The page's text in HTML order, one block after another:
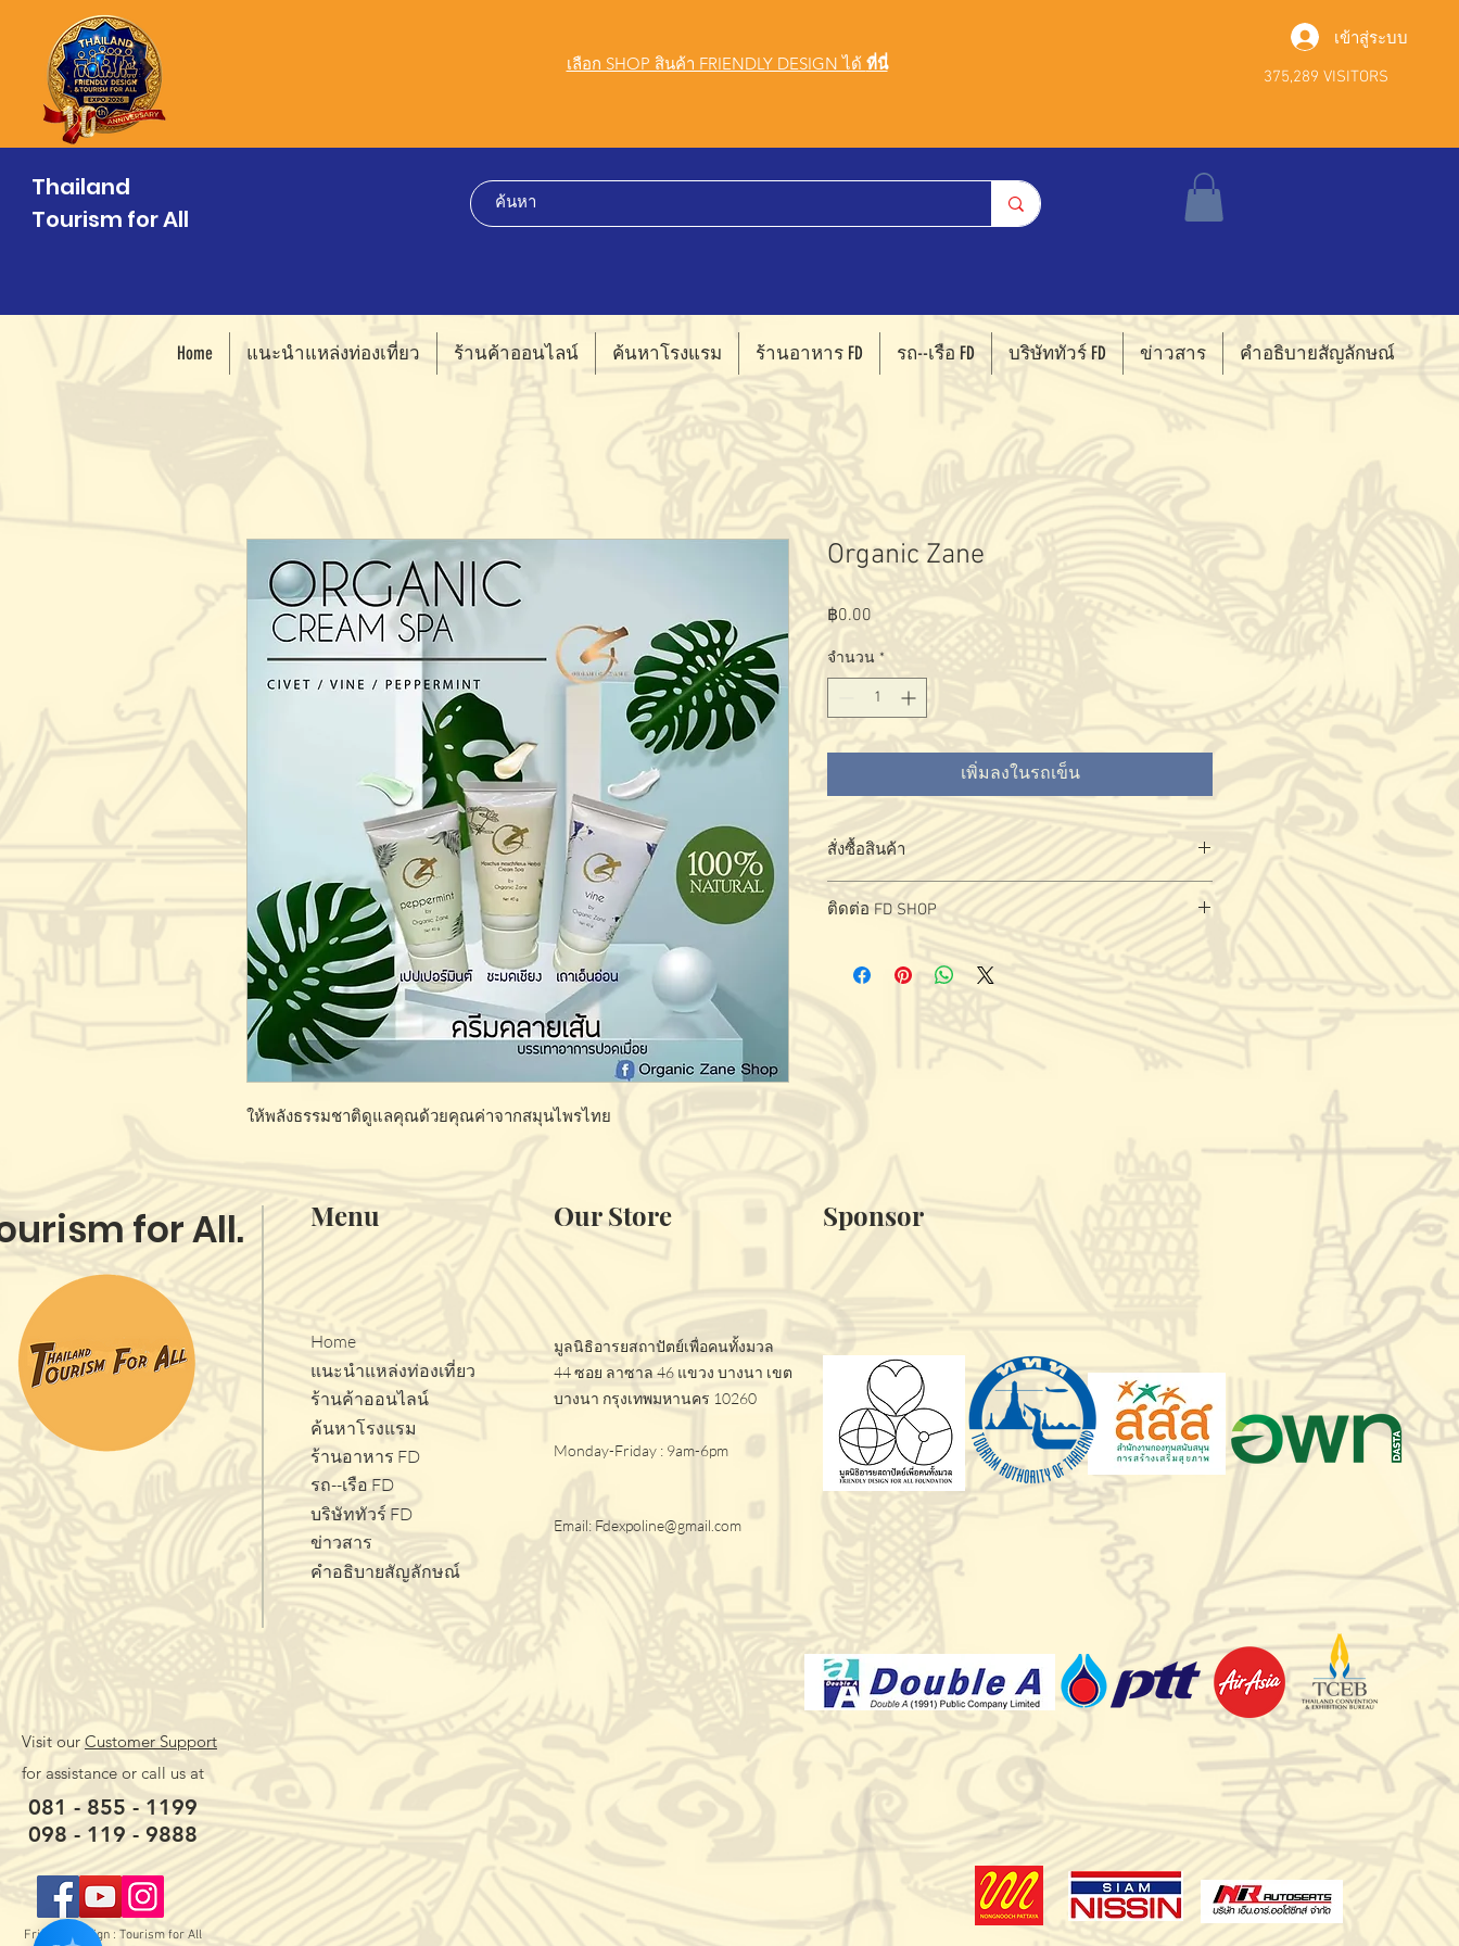
เลือก SHOP สินค้า FRIENDLY DESIGN ได้ ที่นี่
เข้าสู่ระบบ
375,289 VISITORS
Thailand
Tourism for All
Home แนะนำแหล่งท่องเที่ยว ร้านค้าออนไลน์ ค้นหาโรงแรม ร้านอาหาร FD รถ--เรือ FD บริษัททัวร์ FD ข่าวสาร คำอธิบายสัญลักษณ์
ให้พลังธรรมชาติดูแลคุณด้วยคุณค่าจากสมุนไพรไทย
Organic Zane
฿0.00
จำนวน *
เพิ่มลงในรถเข็น
สั่งซื้อสินค้า
สั่งซื้อ - สอบถามผลิตภัณฑ์ได้ที่
ติดต่อ FD SHOP
for All. Menu
Home
แนะนำแหล่งท่องเที่ยว
ร้านค้าออนไลน์
ค้นหาโรงแรม
ร้านอาหาร FD
รถ--เรือ FD
บริษัททัวร์ FD
ข่าวสาร
คำอธิบายสัญลักษณ์
Our Store Sponsor
มูลนิธิอารยสถาปัตย์เพื่อคนทั้งมวล
44 ซอย ลาซาล 46 แขวง บางนา เขต
บางนา กรุงเทพมหานคร 10260
Monday-Friday : 9am-6pm
Email: Fdexpoline@gmail.com
Visit our Customer Support
for assistance or call us at
081 - 855 - 1199
098 - 119 - 9888
Friendly Design : Tourism for All